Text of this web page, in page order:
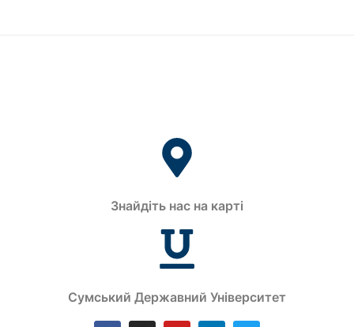
Знайдіть нас на карті
Сумський Державний Університет